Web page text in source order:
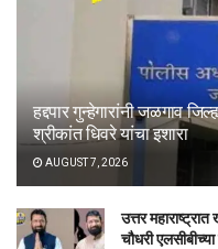
हद्दपार गुन्हेगारांनी जळगाव
श्रीकांत धिवरे यांचा इशारा
AUGUST 7, 2026
उत्तर
चौधरी एलसीबीच्या